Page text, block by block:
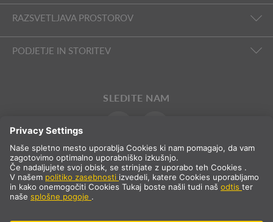
RAZSVETLJAVA PROSTOROV
PODJETJE IN STORITEV
SLEDITE NAM
Mednarodna prodaja
SL
Slovenija